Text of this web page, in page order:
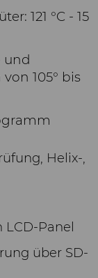
121 °C - 15
und
105° bis
Helix-,
LCD-Panel
über SD-